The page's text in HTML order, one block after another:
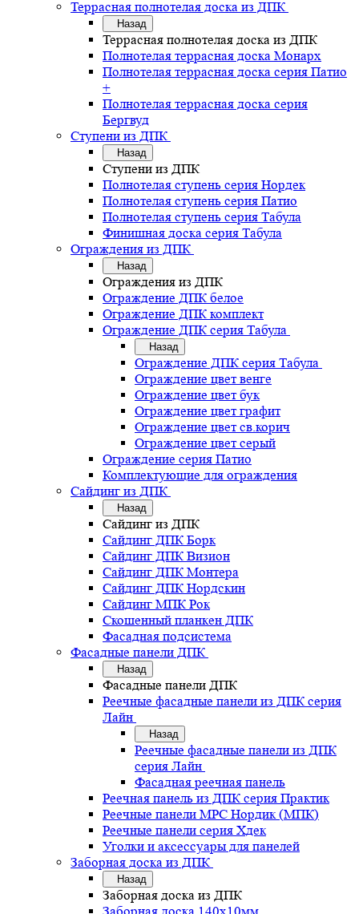
Террасная полнотелая доска из ДПК
Назад
Террасная полнотелая доска из ДПК
Полнотелая террасная доска Монарх
Полнотелая террасная доска серия Патио
+
Полнотелая террасная доска серия
Бергвуд
Ступени из ДПК
Назад
Ступени из ДПК
Полнотелая ступень серия Нордек
Полнотелая ступень серия Патио
Полнотелая ступень серия Табула
Финишная доска серия Табула
Ограждения из ДПК
Назад
Ограждения из ДПК
Ограждение ДПК белое
Ограждение ДПК комплект
Ограждение ДПК серия Табула
Назад
Ограждение ДПК серия Табула
Ограждение цвет венге
Ограждение цвет бук
Ограждение цвет графит
Ограждение цвет св.корич
Ограждение цвет серый
Ограждение серия Патио
Комплектующие для ограждения
Сайдинг из ДПК
Назад
Сайдинг из ДПК
Сайдинг ДПК Борк
Сайдинг ДПК Визион
Сайдинг ДПК Монтера
Сайдинг ДПК Нордскин
Сайдинг МПК Рок
Скошенный планкен ДПК
Фасадная подсистема
Фасадные панели ДПК
Назад
Фасадные панели ДПК
Реечные фасадные панели из ДПК серия
Лайн
Назад
Реечные фасадные панели из ДПК
серия Лайн
Фасадная реечная панель
Реечная панель из ДПК серия Практик
Реечные панели MPC Нордик (МПК)
Реечные панели серия Хдек
Уголки и аксессуары для панелей
Заборная доска из ДПК
Назад
Заборная доска из ДПК